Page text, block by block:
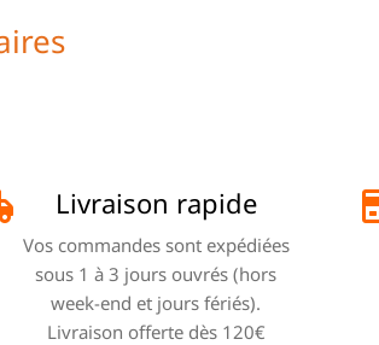
Livraison rapide
Vos commandes sont expédiées
sous 1 à 3 jours ouvrés (hors
week-end et jours fériés).
Livraison offerte dès 120€